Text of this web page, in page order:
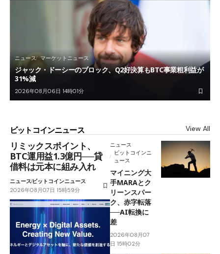
ニュース マーケットニュース
ジャック・ドーシーのブロック、Q2好決算もBTC事業粗利益が
31%減
2026年08月06日 14時01分
ビットコインニュース View All
リミックスポイント、
BTC運用益1.3億円──貸
借料は元本に組み入れ
ニュースビットコインニュース
2026年08月07日 15時59分
ニュース
ビットコインニ
ュース
マイニング大
手MARAとク
リーンスパー
ク、赤字転落
──AI転換に
差
2026年08月07
日 15時02分